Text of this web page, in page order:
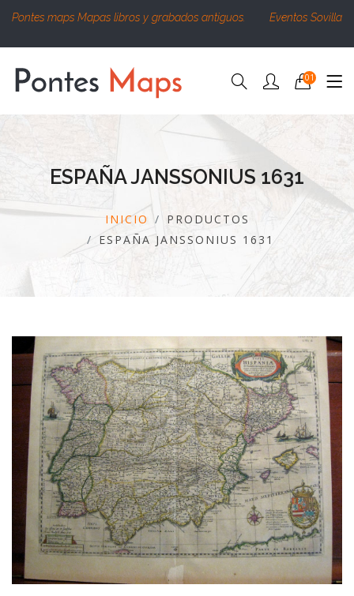
Pontes maps Mapas libros y grabados antiguos. Eventos Sovilla
01
ESPAÑA JANSSONIUS 1631
INICIO
PRODUCTOS
ESPAÑA JANSSONIUS 1631